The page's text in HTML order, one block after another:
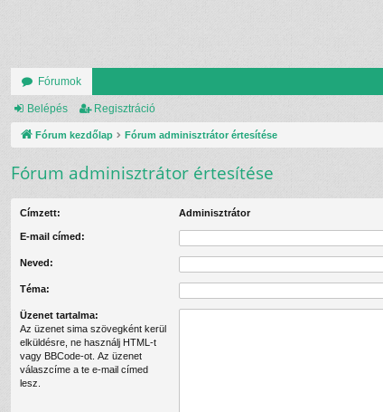
Fórumok
Belépés Regisztráció
Fórum kezdőlap Fórum adminisztrátor értesítése
Fórum adminisztrátor értesítése
Címzett: Adminisztrátor
E-mail címed:
Neved:
Téma:
Üzenet tartalma:
Az üzenet sima szövegként kerül
elküldésre, ne használj HTML-t
vagy BBCode-ot. Az üzenet
válaszcíme a te e-mail címed
lesz.